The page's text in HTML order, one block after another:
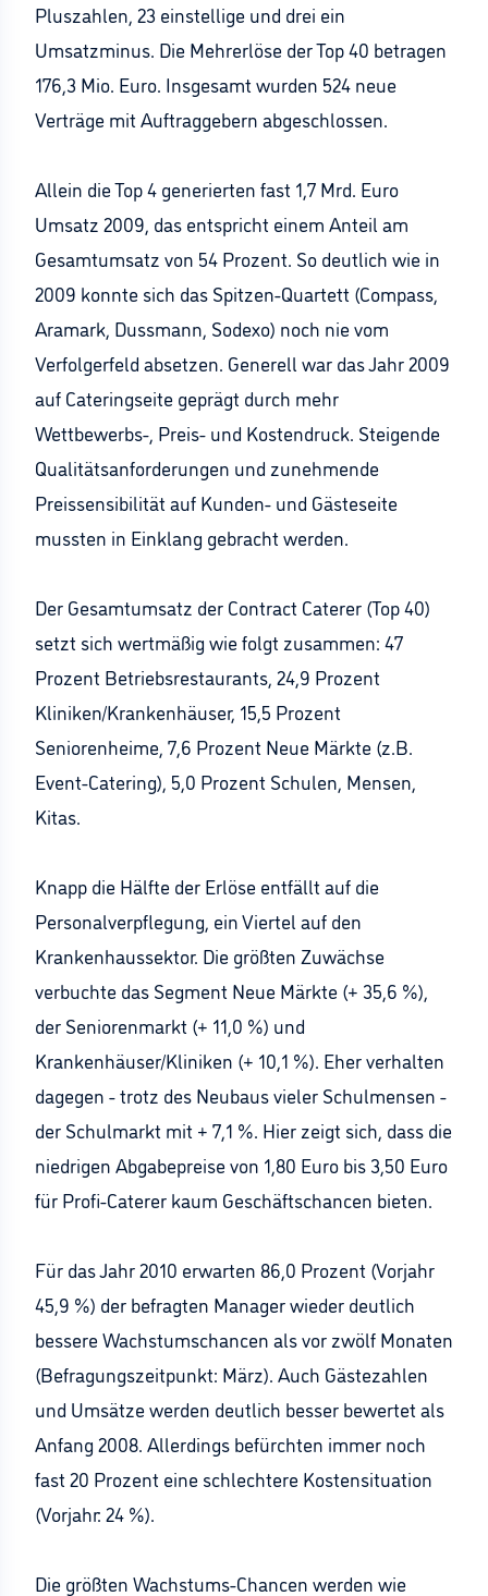
Pluszahlen, 23 einstellige und drei ein
Umsatzminus. Die Mehrerlöse der Top 40 betragen
176,3 Mio. Euro. Insgesamt wurden 524 neue
Verträge mit Auftraggebern abgeschlossen.
Allein die Top 4 generierten fast 1,7 Mrd. Euro
Umsatz 2009, das entspricht einem Anteil am
Gesamtumsatz von 54 Prozent. So deutlich wie in
2009 konnte sich das Spitzen-Quartett (Compass,
Aramark, Dussmann, Sodexo) noch nie vom
Verfolgerfeld absetzen. Generell war das Jahr 2009
auf Cateringseite geprägt durch mehr
Wettbewerbs-, Preis- und Kostendruck. Steigende
Qualitätsanforderungen und zunehmende
Preissensibilität auf Kunden- und Gästeseite
mussten in Einklang gebracht werden.
Der Gesamtumsatz der Contract Caterer (Top 40)
setzt sich wertmäßig wie folgt zusammen: 47
Prozent Betriebsrestaurants, 24,9 Prozent
Kliniken/Krankenhäuser, 15,5 Prozent
Seniorenheime, 7,6 Prozent Neue Märkte (z.B.
Event-Catering), 5,0 Prozent Schulen, Mensen,
Kitas.
Knapp die Hälfte der Erlöse entfällt auf die
Personalverpflegung, ein Viertel auf den
Krankenhaussektor. Die größten Zuwächse
verbuchte das Segment Neue Märkte (+ 35,6 %),
der Seniorenmarkt (+ 11,0 %) und
Krankenhäuser/Kliniken (+ 10,1 %). Eher verhalten
dagegen - trotz des Neubaus vieler Schulmensen -
der Schulmarkt mit + 7,1 %. Hier zeigt sich, dass die
niedrigen Abgabepreise von 1,80 Euro bis 3,50 Euro
für Profi-Caterer kaum Geschäftschancen bieten.
Für das Jahr 2010 erwarten 86,0 Prozent (Vorjahr
45,9 %) der befragten Manager wieder deutlich
bessere Wachstumschancen als vor zwölf Monaten
(Befragungszeitpunkt: März). Auch Gästezahlen
und Umsätze werden deutlich besser bewertet als
Anfang 2008. Allerdings befürchten immer noch
fast 20 Prozent eine schlechtere Kostensituation
(Vorjahr: 24 %).
Die größten Wachstums-Chancen werden wie